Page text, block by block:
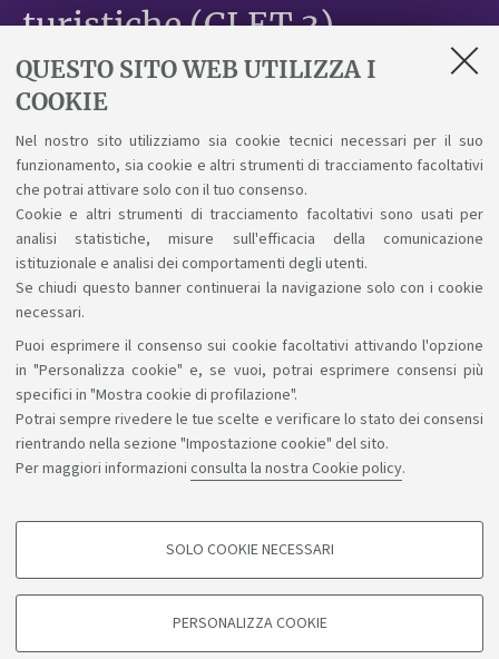
QUESTO SITO WEB UTILIZZA I
COOKIE
Nel nostro sito utilizziamo sia cookie tecnici necessari per il suo
funzionamento, sia cookie e altri strumenti di tracciamento facoltativi
che potrai attivare solo con il tuo consenso.
Cookie e altri strumenti di tracciamento facoltativi sono usati per
analisi statistiche, misure sull'efficacia della comunicazione
istituzionale e analisi dei comportamenti degli utenti.
Se chiudi questo banner continuerai la navigazione solo con i cookie
necessari.
Puoi esprimere il consenso sui cookie facoltativi attivando l'opzione
in "Personalizza cookie" e, se vuoi, potrai esprimere consensi più
specifici in "Mostra cookie di profilazione".
Potrai sempre rivedere le tue scelte e verificare lo stato dei consensi
rientrando nella sezione "Impostazione cookie" del sito.
Per maggiori informazioni consulta la nostra Cookie policy.
COOKIE DI PROFILAZIONE - FACOLTATIVI
degli utenti, creare profili in base al loro comportamento sul sito, per analisi
di marketing.
SOLO COOKIE NECESSARI
PERSONALIZZA COOKIE
turistiche (CLET 3) -
PIGIANI D.
GIOVEDI' 21/05 h. 15.00-18.00 in ALBERTI 3.
Pubblicato il14 maggio 2026
Sosteniamo il diritto alla conoscenza
Seguici su:
Bologna - Via Zamboni, 33 - 40126 Bologna - PI: 01131710376 -